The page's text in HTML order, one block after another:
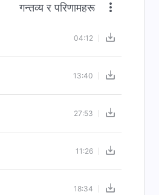
गन्तव्य र परिणामहरू
04:12
13:40
27:53
11:26
18:34